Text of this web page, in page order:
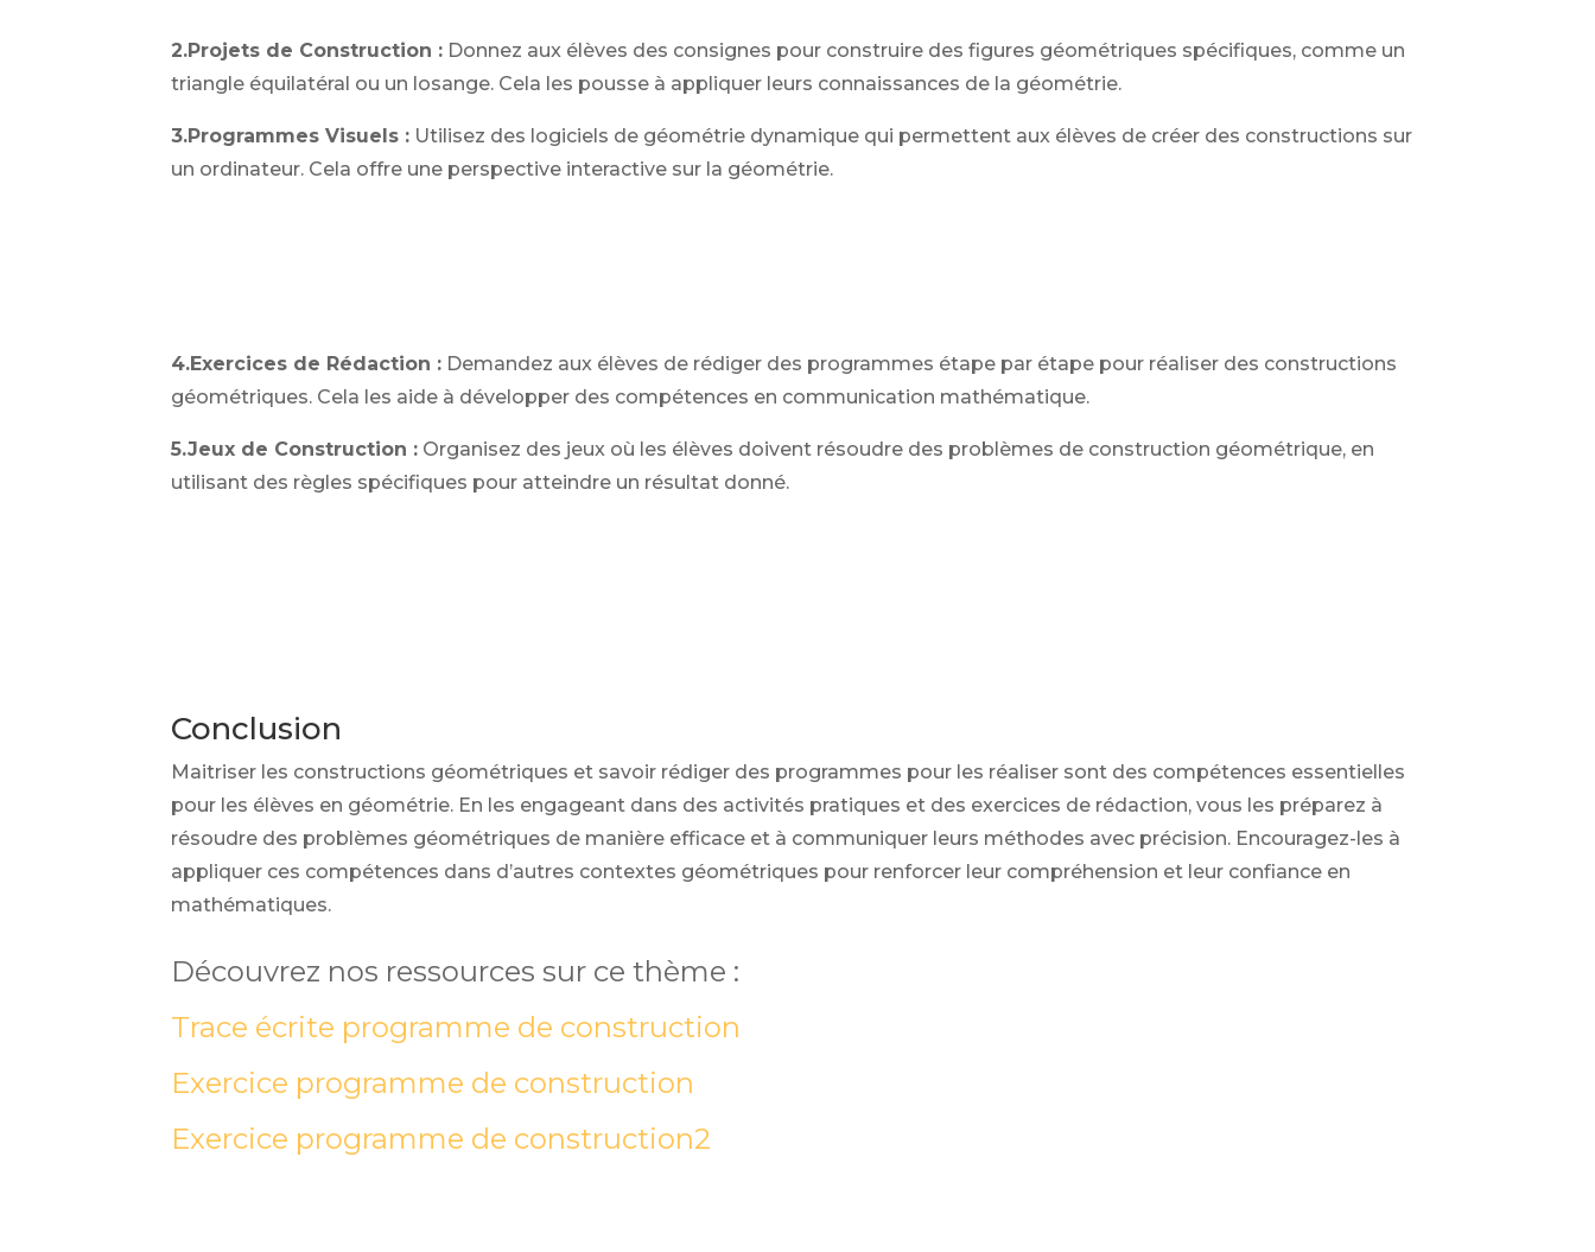
2.Projets de Construction : Donnez aux élèves des consignes pour construire des figures géométriques spécifiques, comme un
triangle équilatéral ou un losange. Cela les pousse à appliquer leurs connaissances de la géométrie.
3.Programmes Visuels : Utilisez des logiciels de géométrie dynamique qui permettent aux élèves de créer des constructions sur
un ordinateur. Cela offre une perspective interactive sur la géométrie.
4.Exercices de Rédaction : Demandez aux élèves de rédiger des programmes étape par étape pour réaliser des constructions
géométriques. Cela les aide à développer des compétences en communication mathématique.
5.Jeux de Construction : Organisez des jeux où les élèves doivent résoudre des problèmes de construction géométrique, en
utilisant des règles spécifiques pour atteindre un résultat donné.
Conclusion
Maitriser les constructions géométriques et savoir rédiger des programmes pour les réaliser sont des compétences essentielles
pour les élèves en géométrie. En les engageant dans des activités pratiques et des exercices de rédaction, vous les préparez à
résoudre des problèmes géométriques de manière efficace et à communiquer leurs méthodes avec précision. Encouragez-les à
appliquer ces compétences dans d’autres contextes géométriques pour renforcer leur compréhension et leur confiance en
mathématiques.
Découvrez nos ressources sur ce thème :
Trace écrite programme de construction
Exercice programme de construction
Exercice programme de construction2